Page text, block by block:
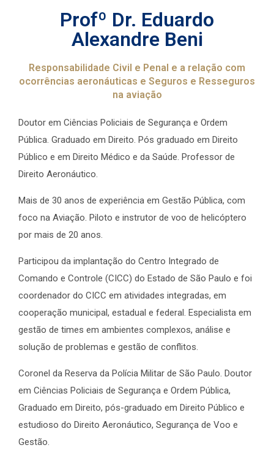
Profº Dr. Eduardo
Alexandre Beni
Responsabilidade Civil e Penal e a relação com
ocorrências aeronáuticas e Seguros e Resseguros
na aviação
Doutor em Ciências Policiais de Segurança e Ordem
Pública. Graduado em Direito. Pós graduado em Direito
Público e em Direito Médico e da Saúde. Professor de
Direito Aeronáutico.
Mais de 30 anos de experiência em Gestão Pública, com
foco na Aviação. Piloto e instrutor de voo de helicóptero
por mais de 20 anos.
Participou da implantação do Centro Integrado de
Comando e Controle (CICC) do Estado de São Paulo e foi
coordenador do CICC em atividades integradas, em
cooperação municipal, estadual e federal. Especialista em
gestão de times em ambientes complexos, análise e
solução de problemas e gestão de conflitos.
Coronel da Reserva da Polícia Militar de São Paulo. Doutor
em Ciências Policiais de Segurança e Ordem Pública,
Graduado em Direito, pós-graduado em Direito Público e
estudioso do Direito Aeronáutico, Segurança de Voo e
Gestão.